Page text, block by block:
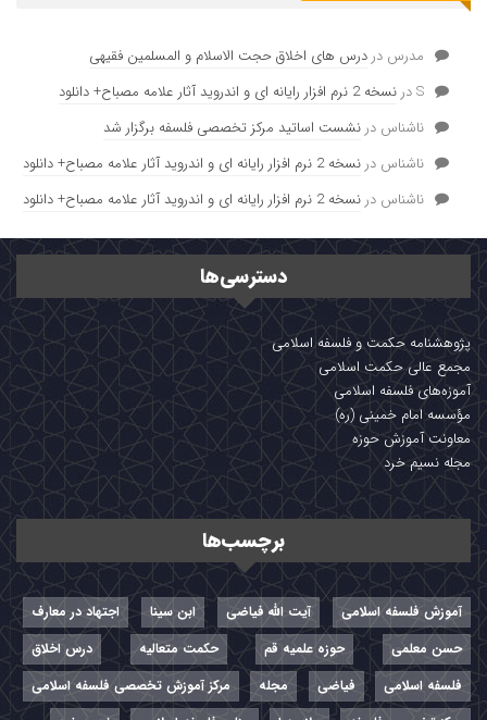
مدرس در درس های اخلاق حجت الاسلام و المسلمین فقیهی
Sدر نسخه 2 نرم افزار رایانه ای و اندروید آثار علامه مصباح+ دانلود
ناشناس در نشست اساتید مرکز تخصصی فلسفه برگزار شد
ناشناس در نسخه 2 نرم افزار رایانه ای و اندروید آثار علامه مصباح+ دانلود
ناشناس در نسخه 2 نرم افزار رایانه ای و اندروید آثار علامه مصباح+ دانلود
دسترسی‌ها
پژوهشنامه حکمت و فلسفه اسلامی
مجمع عالی حکمت اسلامی
آموزه‌های فلسفه اسلامی
مؤسسه امام خمینی (ره)
معاونت آموزش حوزه
مجله نسیم خرد
برچسب‌ها
آموزش فلسفه اسلامی آیت الله فیاضی ابن سینا
اجتهاد در معارف
حسن معلمی
حوزه علمیه قم حکمت متعالیه
درس اخلاق
فلسفه اسلامی
فیاضی مجله
مرکز آموزش تخصصی فلسفه اسلامی